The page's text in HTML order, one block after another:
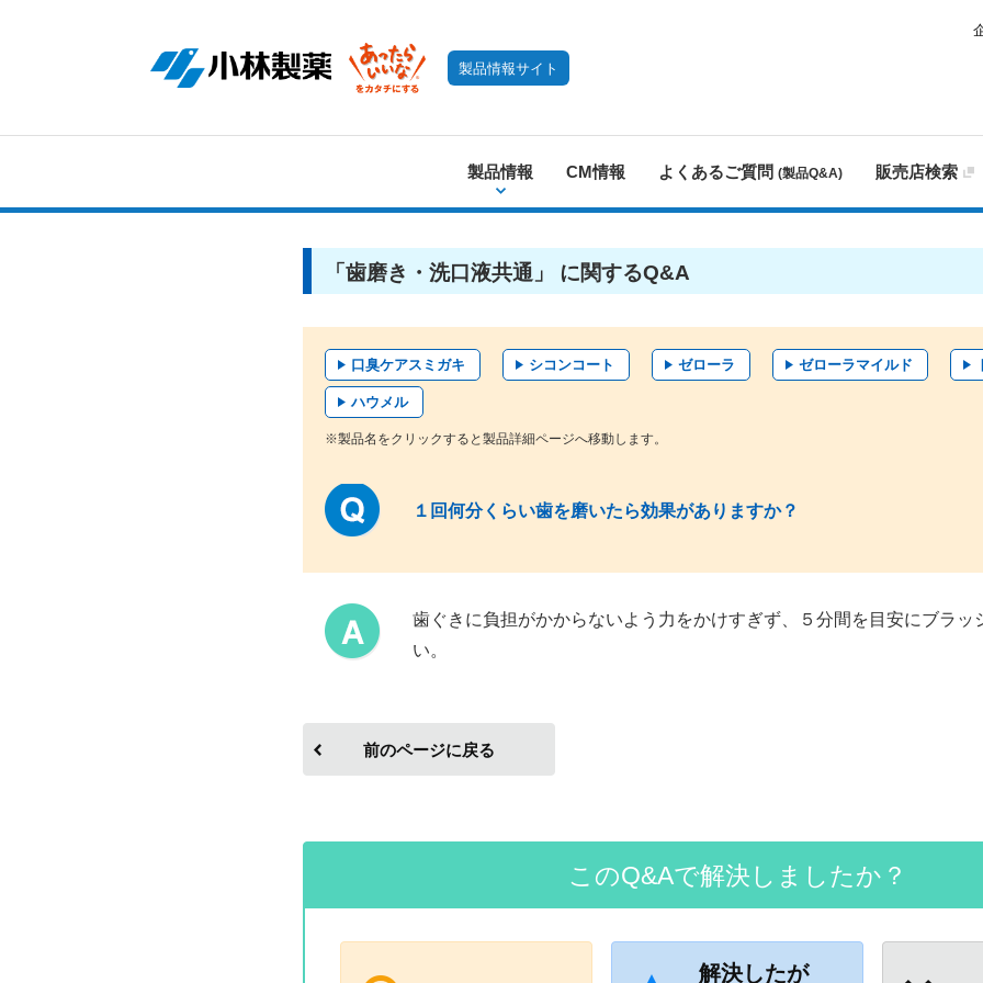
製品情報サイト
製品情報 CM情報 よくあるご質問 (製品Q&A) 販売店検索
「歯磨き・洗口液共通」 に関するQ&A
口臭ケアスミガキ シコンコート ゼローラ ゼローラマイルド
ハウメル
※製品名をクリックすると製品詳細ページへ移動します。
１回何分くらい歯を磨いたら効果がありますか？
歯ぐきに負担がかからないよう力をかけすぎず、５分間を目安にブラッ
い。
前のページに戻る
このQ&Aで解決しましたか？
解決したが